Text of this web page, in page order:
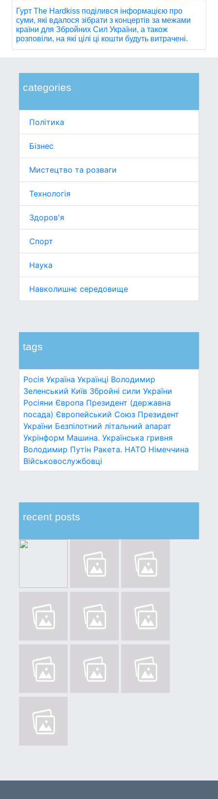
categories
Політика
Бізнес
Мистецтво та розваги
Технологія
Здоров'я
Спорт
Наука
Навколишнє середовище
tags
Росія Україна Українці Володимир
Зеленський Київ Збройні сили України
Росіяни Європа Президент (державна
посада) Європейський Союз Президент
України Безпілотний літальний апарат
Укрінформ Машина. Українська гривня
Володимир Путін Ракета. НАТО Німеччина
Військовослужбовці
recent posts
Гурт The Hardkiss поділився інформацією про
суми, які вдалося зібрати з концертів за межами
країни для Збройних Сил України, а також
розповіли, на які цілі ці кошти будуть витрачені.